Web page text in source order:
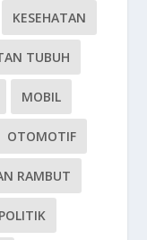
KESEHATAN
TUBUH
MOBIL
OTOMOTIF
RAMBUT
POLITIK